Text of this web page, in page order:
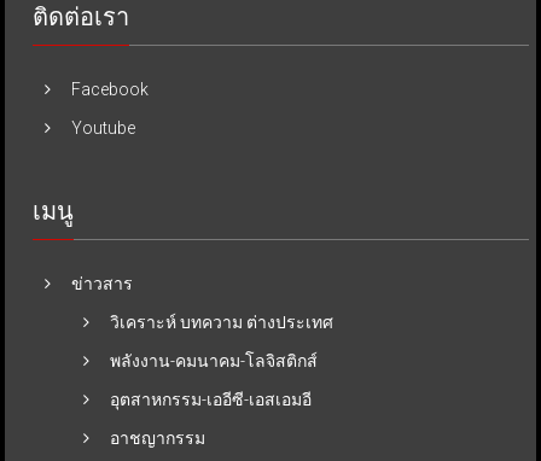
ติดต่อเรา
Facebook
Youtube
เมนู
ข่าวสาร
วิเคราะห์ บทความ ต่างประเทศ
พลังงาน-คมนาคม-โลจิสติกส์
อุตสาหกรรม-เออีซี-เอสเอมอี
อาชญากรรม